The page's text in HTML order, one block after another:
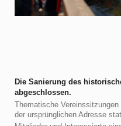
Die Sanierung des
abgeschlossen.
Thematische
der ursprünglichen Adresse